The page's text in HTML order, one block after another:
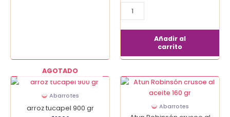
Añadir al
carrito
AGOTADO
Abarrotes
arroz tucapel 900 gr Abarrotes
Atun
Robinsón